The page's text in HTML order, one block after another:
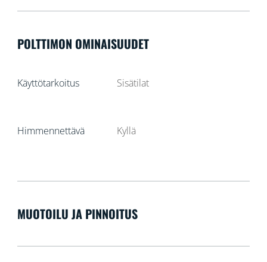
POLTTIMON OMINAISUUDET
Käyttötarkoitus Sisätilat
Himmennettävä Kyllä
MUOTOILU JA PINNOITUS